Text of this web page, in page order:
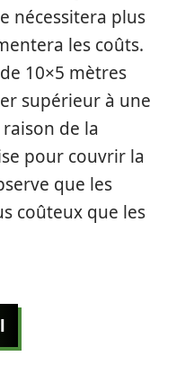
nécessitera plus
les coûts.
10×5 mètres
supérieur à une
de la
pour couvrir la
que les
coûteux que les